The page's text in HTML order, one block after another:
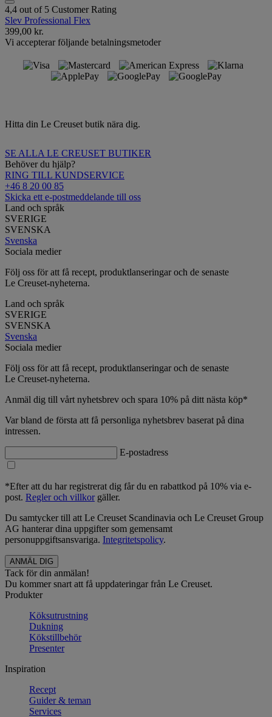
4,4 out of 5 Customer Rating
Slev Professional Flex
399,00 kr.
Vi accepterar följande betalningsmetoder
Hitta din Le Creuset butik nära dig.
SE ALLA LE CREUSET BUTIKER
Behöver du hjälp?
RING TILL KUNDSERVICE
+46 8 20 00 85
Skicka ett e-postmeddelande till oss
Land och språk
SVERIGE
SVENSKA
Svenska
Sociala medier
Följ oss för att få recept, produktlanseringar och de senaste
Le Creuset-nyheterna.
Land och språk
SVERIGE
SVENSKA
Svenska
Sociala medier
Följ oss för att få recept, produktlanseringar och de senaste
Le Creuset-nyheterna.
Anmäl dig till vårt nyhetsbrev och spara 10% på ditt nästa köp*
Var bland de första att få personliga nyhetsbrev baserat på dina
intressen.
E-postadress
*Efter att du har registrerat dig får du en rabattkod på 10% via e-
post. Regler och villkorgäller.
Du samtycker till att Le Creuset Scandinavia och Le Creuset Group
AG hanterar dina uppgifter som gemensamt
personuppgiftsansvariga. Integritetspolicy.
Tack för din anmälan!
Du kommer snart att få uppdateringar från Le Creuset.
Produkter
Köksutrustning
Dukning
Kökstillbehör
Presenter
Inspiration
Recept
Guider & teman
Services